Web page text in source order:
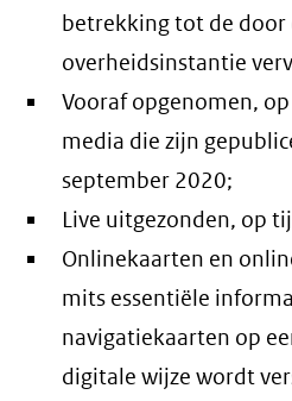
betrekking tot de
overheidsinstantie
Vooraf opgenomen,
media die zijn
september 2020;
Live uitgezonden, op
Onlinekaarten en
mits essentiële
navigatiekaarten op
digitale wijze wordt